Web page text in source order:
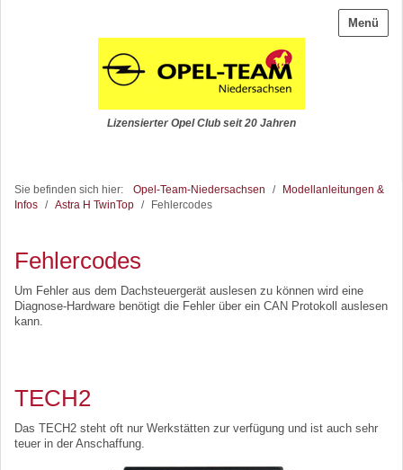
Menü
Lizensierter Opel Club seit 20 Jahren
Sie befinden sich hier: Opel-Team-Niedersachsen /
Modellanleitungen &
Infos
/ Astra H TwinTop / Fehlercodes
Fehlercodes
Um Fehler aus dem Dachsteuergerät auslesen zu können wird eine
Diagnose-Hardware benötigt die Fehler über ein CAN Protokoll auslesen
kann.
TECH2
Das TECH2 steht oft nur Werkstätten zur verfügung und ist auch sehr
teuer in der Anschaffung.